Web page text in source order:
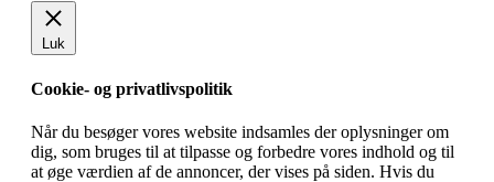
Luk
Cookie- og privatlivspolitik
Når du besøger vores website indsamles der oplysninger om
dig, som bruges til at tilpasse og forbedre vores indhold og til
at øge værdien af de annoncer, der vises på siden. Hvis du